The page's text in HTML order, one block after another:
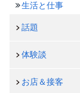
生活と仕事
話題
体験談
お店＆接客